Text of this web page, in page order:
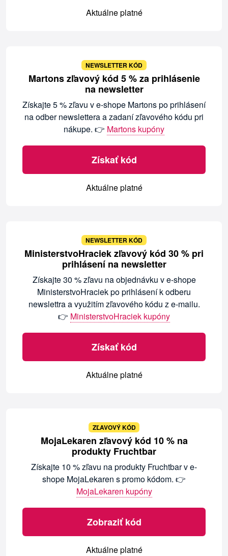
Aktuálne platné
NEWSLETTER KÓD
Martons zľavový kód 5 % za prihlásenie
na newsletter
Získajte 5 % zľavu v e-shope Martons po prihlásení
na odber newslettera a zadaní zľavového kódu pri
nákupe. 👉 Martons kupóny
Získať kód
Aktuálne platné
NEWSLETTER KÓD
MinisterstvoHraciek zľavový kód 30 % pri
prihlásení na newsletter
Získajte 30 % zľavu na objednávku v e-shope
MinisterstvoHraciek po prihlásení k odberu
newslettra a využitím zľavového kódu z e-mailu.
👉 MinisterstvoHraciek kupóny
Získať kód
Aktuálne platné
ZĽAVOVÝ KÓD
MojaLekaren zľavový kód 10 % na
produkty Fruchtbar
Získajte 10 % zľavu na produkty Fruchtbar v e-
shope MojaLekaren s promo kódom. 👉
MojaLekaren kupóny
Zobraziť kód
Aktuálne platné